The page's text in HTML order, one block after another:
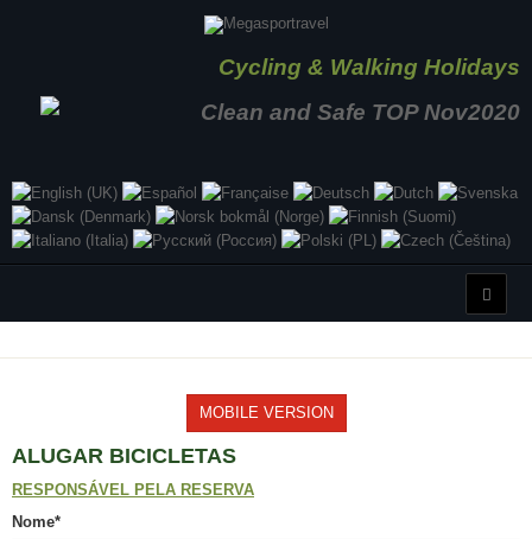
Cycling & Walking Holidays
MOBILE VERSION
ALUGAR BICICLETAS
RESPONSÁVEL PELA RESERVA
Nome*